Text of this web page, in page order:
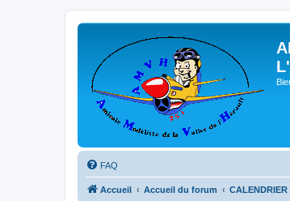
FAQ
Accueil Accueil du forum CALENDRIER